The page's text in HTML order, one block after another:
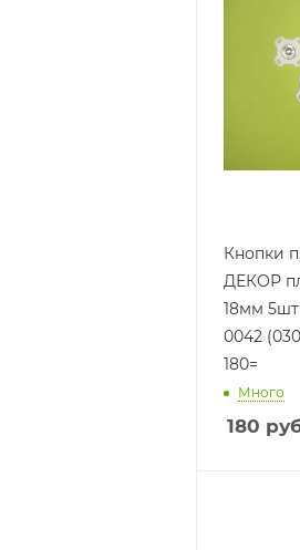
Кнопки
ДЕКОР
18мм
0042
180=
Много
180